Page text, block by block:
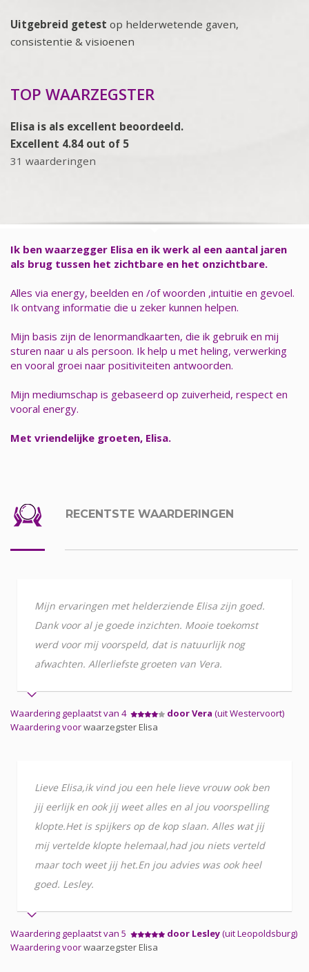
Uitgebreid getest op helderwetende gaven,
consistentie & visioenen
TOP WAARZEGSTER
Elisa is als excellent beoordeeld.
Excellent 4.84 out of 5
31 waarderingen
Ik ben waarzegger Elisa en ik werk al een aantal jaren
als brug tussen het zichtbare en het onzichtbare.
Alles via energy, beelden en /of woorden ,intuitie en gevoel.
Ik ontvang informatie die u zeker kunnen helpen.
Mijn basis zijn de lenormandkaarten, die ik gebruik en mij
sturen naar u als persoon. Ik help u met heling, verwerking
en vooral groei naar positiviteiten antwoorden.
Mijn mediumschap is gebaseerd op zuiverheid, respect en
vooral energy.
Met vriendelijke groeten, Elisa.
RECENTSTE WAARDERINGEN
Mijn ervaringen met helderziende Elisa zijn goed.
Dank voor al je goede inzichten. Mooie toekomst
werd voor mij voorspeld, dat is natuurlijk nog
afwachten. Allerliefste groeten van Vera.
Waardering geplaatst van 4 door Vera (uit Westervoort)
Waardering voorwaarzegster Elisa
Lieve Elisa,ik vind jou een hele lieve vrouw ook ben
jij eerlijk en ook jij weet alles en al jou voorspelling
klopte.Het is spijkers op de kop slaan. Alles wat jij
mij vertelde klopte helemaal,had jou niets verteld
maar toch weet jij het.En jou advies was ook heel
goed. Lesley.
Waardering geplaatst van 5 door Lesley(uit Leopoldsburg)
Waardering voorwaarzegster Elisa